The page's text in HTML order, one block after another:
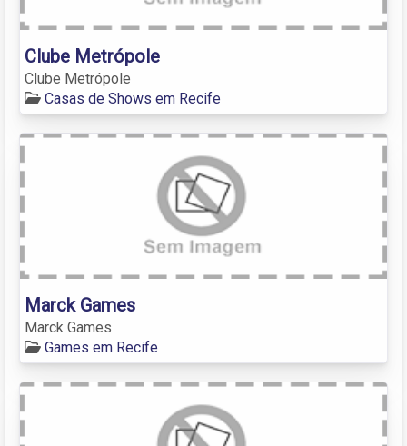
Clube Metrópole
Clube Metrópole
Casas de Shows em Recife
Marck Games
Marck Games
Games em Recife